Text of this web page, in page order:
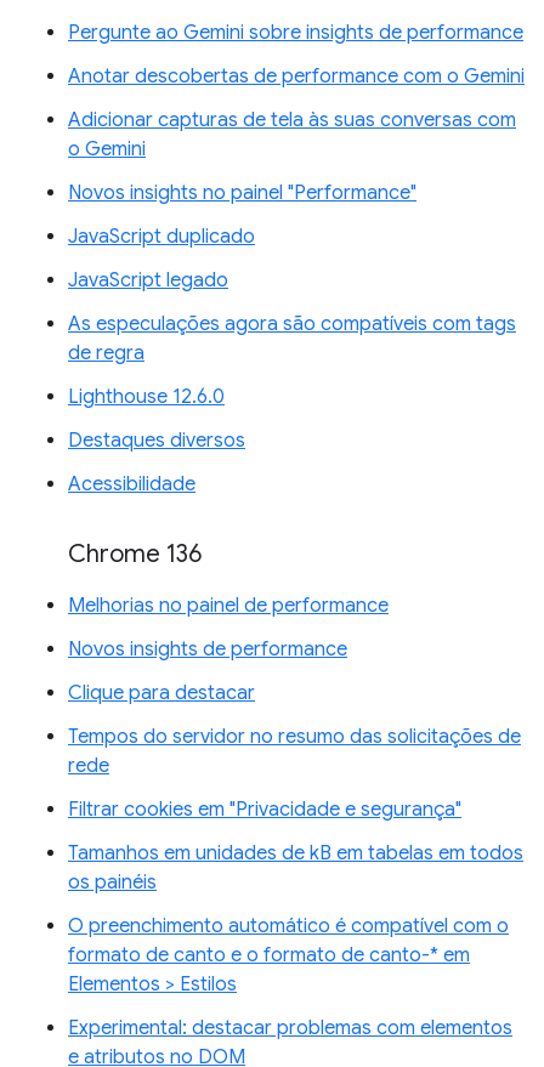
Pergunte ao Gemini sobre insights de performance
Anotar descobertas de performance com o Gemini
Adicionar capturas de tela às suas conversas com
o Gemini
Novos insights no painel "Performance"
JavaScript duplicado
JavaScript legado
As especulações agora são compatíveis com tags
de regra
Lighthouse 12.6.0
Destaques diversos
Acessibilidade
Chrome 136
Melhorias no painel de performance
Novos insights de performance
Clique para destacar
Tempos do servidor no resumo das solicitações de
rede
Filtrar cookies em "Privacidade e segurança"
Tamanhos em unidades de kB em tabelas em todos
os painéis
O preenchimento automático é compatível com o
formato de canto e o formato de canto-* em
Elementos > Estilos
Experimental: destacar problemas com elementos
e atributos no DOM